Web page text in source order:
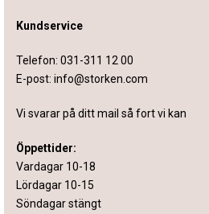
Kundservice
Telefon: 031-311 12 00
E-post: info@storken.com
Vi svarar på ditt mail så fort vi kan
Öppettider:
Vardagar 10-18
Lördagar 10-15
Söndagar stängt